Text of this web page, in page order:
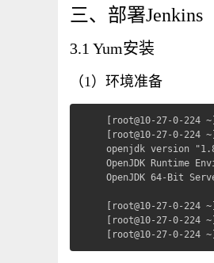
三、部署Jenkins
3.1 Yum安装
（1）环境准备
[root@10-27-0-224
[root@10-27-0-224
openjdk version
OpenJDK Runtime
OpenJDK 64-Bit
[root@10-27-0-224
[root@10-27-0-
[root@10-27-0-